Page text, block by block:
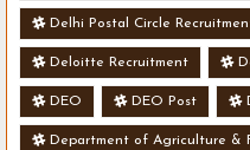
Delhi Postal Circle
Deloitte Recruitment
DEO DEO Post
Department of Agriculture &